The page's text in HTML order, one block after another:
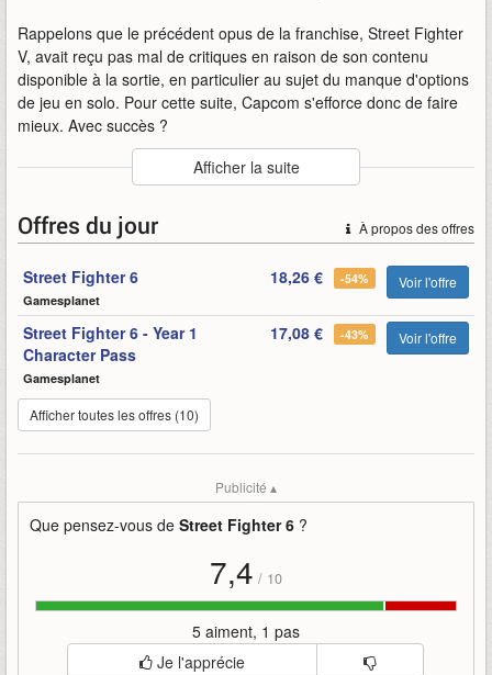
Rappelons que le précédent opus de la franchise, Street Fighter
V, avait reçu pas mal de critiques en raison de son contenu
disponible à la sortie, en particulier au sujet du manque d'options
de jeu en solo. Pour cette suite, Capcom s'efforce donc de faire
mieux. Avec succès ?
Auteur
Capcom
: Alandring
Mots-clefs
6 bande-annonce
fighter histoire mode street street-fighter-6
Afficher la suite
À propos des offres
Offres du jour
Street Fighter 6
Gamesplanet
18,26 € -54% Voir l'offre
Street Fighter 6 - Year 1
Character Pass
Gamesplanet
17,08 € -43% Voir l'offre
Afficher toutes les offres (10)
Publicité ▴
Que pensez-vous de Street Fighter 6 ?
7,4 / 10
5 aiment, 1 pas
Je l'apprécie